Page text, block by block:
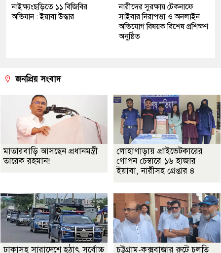
নাইক্ষ্যংছড়িতে ১১ বিজিবির
অভিযান : ইয়াবা উদ্ধার
নারীদের সুরক্ষায় টেকনাফে
সাইবার নিরাপত্তা ও অনলাইন
অভিযোগ বিষয়ক বিশেষ প্রশিক্ষণ
অনুষ্ঠিত
জনপ্রিয় সংবাদ
মাতারবাড়ি আসছেন প্রধানমন্ত্রী
তারেক রহমান!
লোহাগাড়ায় প্রাইভেটকারের
গোপন চেম্বারে ১৬ হাজার
ইয়াবা, নারীসহ গ্রেপ্তার ৪
ঢাকাসহ সারাদেশে হঠাৎ সর্বোচ্চ চট্টগ্রাম-কক্সবাজার রুটে চলতি